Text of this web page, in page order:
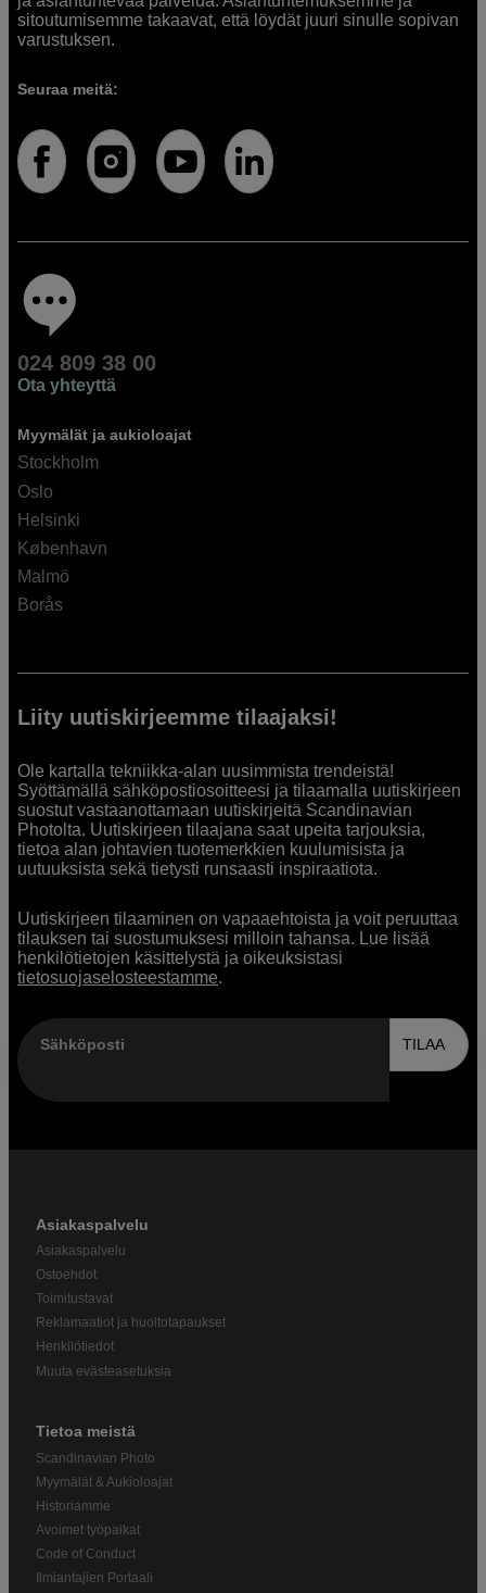
sitoutumisemme takaavat, että löydät juuri sinulle sopivan
varustuksen.
Seuraa meitä:
024 809 38 00
Ota yhteyttä
Myymälät ja aukioloajat
Stockholm
Oslo
Helsinki
København
Malmö
Borås
Liity uutiskirjeemme tilaajaksi!
Ole kartalla tekniikka-alan uusimmista trendeistä!
Syöttämällä sähköpostiosoitteesi ja tilaamalla uutiskirjeen
suostut vastaanottamaan uutiskirjeitä Scandinavian
Photolta. Uutiskirjeen tilaajana saat upeita tarjouksia,
tietoa alan johtavien tuotemerkkien kuulumisista ja
uutuuksista sekä tietysti runsaasti inspiraatiota.
Uutiskirjeen tilaaminen on vapaaehtoista ja voit peruuttaa
tilauksen tai suostumuksesi milloin tahansa. Lue lisää
henkilötietojen käsittelystä ja oikeuksistasi
tietosuojaselosteestamme.
Sähköposti TILAA
Asiakaspalvelu
Asiakaspalvelu
Ostoehdot
Toimitustavat
Reklamaatiot ja huoltotapaukset
Henkilötiedot
Muuta evästeasetuksia
Tietoa meistä
Scandinavian Photo
Myymälät & Aukioloajat
Historiamme
Avoimet työpaikat
Code of Conduct
Ilmiantajien Portaali